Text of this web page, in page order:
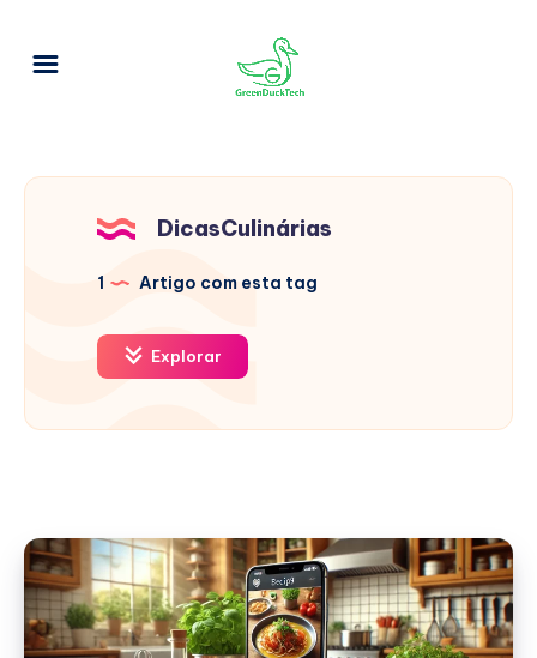
DicasCulinárias
1 Artigo com esta tag
Explorar